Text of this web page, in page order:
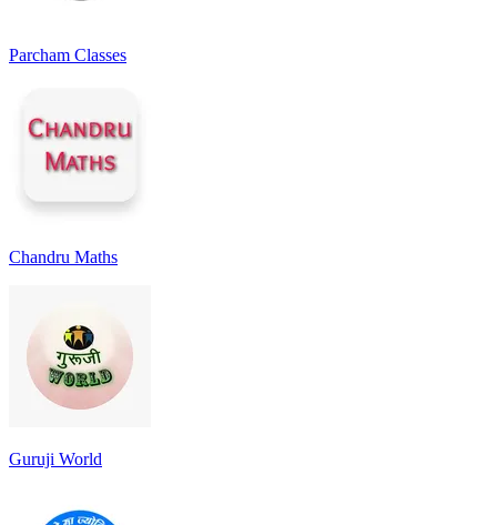
Parcham Classes
Chandru Maths
Guruji World